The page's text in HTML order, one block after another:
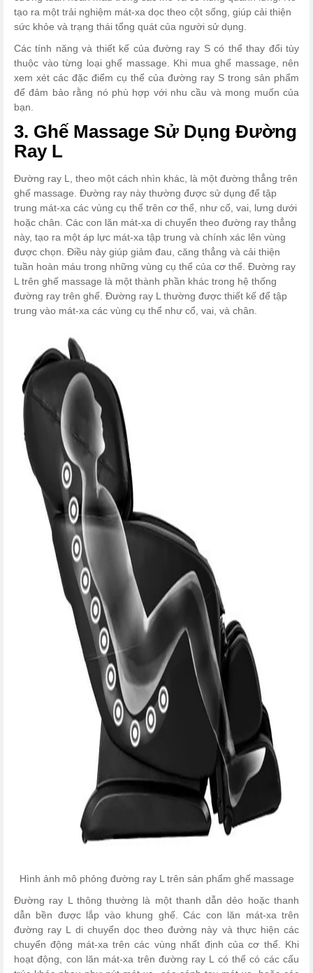
tạo ra một trải nghiệm mát-xa dọc theo cột sống, giúp cải thiện
sức khỏe và trạng thái tổng quát của người sử dụng.
Các tính năng và thiết kế của đường ray S có thể thay đổi tùy
thuộc vào từng loại ghế massage. Khi mua ghế massage, nên
xem xét các đặc điểm cụ thể của đường ray S trong sản phẩm
để đảm bảo rằng nó phù hợp với nhu cầu và mong muốn của
bạn.
3. Ghế Massage Sử Dụng Đường
Ray L
Đường ray L, theo một cách nhìn khác, là một đường thẳng trên
ghế massage. Đường ray này thường được sử dụng để tập
trung mát-xa các vùng cụ thể trên cơ thể, như cổ, vai, lưng dưới
hoặc chân. Các con lăn mát-xa di chuyển theo đường ray thẳng
này, tạo ra một áp lực mát-xa tập trung và chính xác lên vùng
được chọn. Điều này giúp giảm đau, căng thẳng và cải thiện
tuần hoàn máu trong những vùng cụ thể của cơ thể. Đường ray
L trên ghế massage là một thành phần khác trong hệ thống
đường ray trên ghế. Đường ray L thường được thiết kế để tập
trung vào mát-xa các vùng cụ thể như cổ, vai, và chân.
Hình ảnh mô phỏng đường ray L trên sản phẩm ghế massage
Đường ray L thông thường là một thanh dẫn dẻo hoặc thanh
dẫn bền được lắp vào khung ghế. Các con lăn mát-xa trên
đường ray L di chuyển dọc theo đường này và thực hiện các
chuyển động mát-xa trên các vùng nhất định của cơ thể. Khi
hoạt động, con lăn mát-xa trên đường ray L có thể có các cấu